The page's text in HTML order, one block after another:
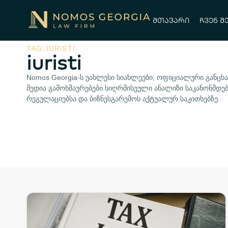
მთავარი ჩვენ
TAG: IURISTI
iuristi
Nomos Georgia-ს უახლესი სიახლეები, ოფიციალური
მედია გამოხმაურებები.სიღრმისეული ანალიზი
რეგულაციებსა და ბიზნესგარემოს აქტუალურ საკითხებზე.